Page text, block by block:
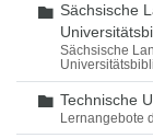
Ordner
Sächsische
Sächsische
Ordner
Technische
Lernangebote